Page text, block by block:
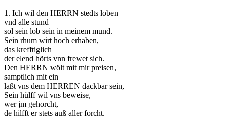
1. Ich wil den HERRN stedts loben
vnd alle stund
sol sein lob sein in meinem mund.
Sein rhum wirt hoch erhaben,
das krefftiglich
der elend hörts vnn frewet sich.
Den HERRN wölt mit mir preisen,
samptlich mit ein
laßt vns dem HERREN dāckbar sein,
Sein hülff wil vns beweisē,
wer jm gehorcht,
de hilfft er stets auß aller forcht.